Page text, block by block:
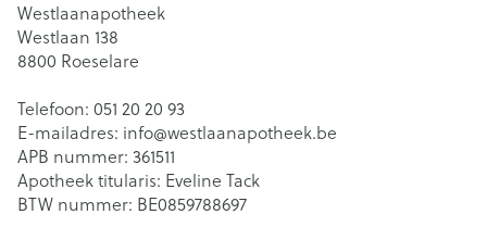
Westlaanapotheek
Westlaan 138
8800 Roeselare
Telefoon: 051 20 20 93
E-mailadres: info@westlaanapotheek.be
APB nummer: 361511
Apotheek titularis: Eveline Tack
BTW nummer: BE0859788697